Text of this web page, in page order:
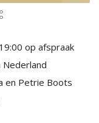
op afspraak
en Petrie Boots